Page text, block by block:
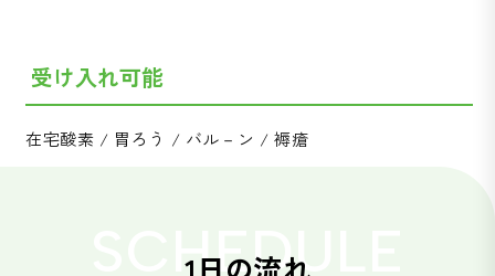
受け入れ可能
在宅酸素 / 胃ろう / バル－ン / 褥瘡
SCHEDULE
1日の流れ